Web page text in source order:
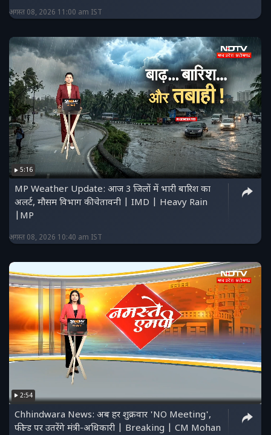
अगस्त 08, 2026 11:00 am IST
5:16
MP Weather Update: आज 3 जिलों में भारी बारिश का
अलर्ट, मौसम विभाग की चेतावनी | IMD | Heavy Rain
|MP
अगस्त 08, 2026 10:40 am IST
2:54
Chhindwara News: अब हर शुक्रवार 'NO Meeting',
फील्ड पर उतरेंगे मंत्री-अधिकारी | Breaking | CM Mohan